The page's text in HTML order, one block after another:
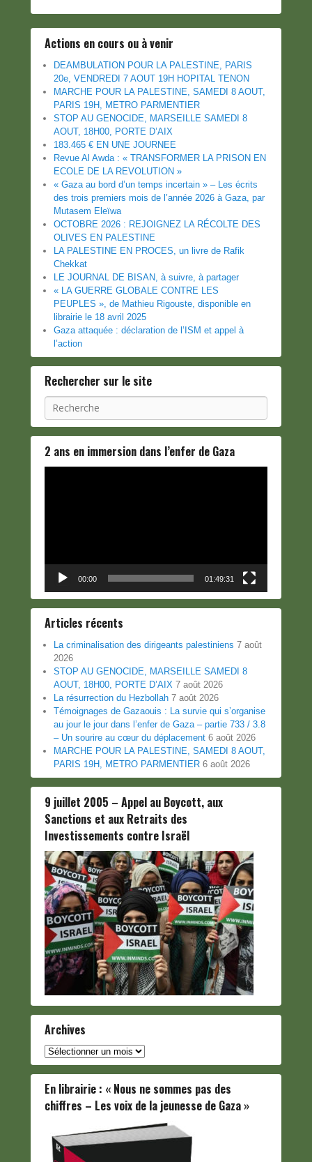
Actions en cours ou à venir
DEAMBULATION POUR LA PALESTINE, PARIS
20e, VENDREDI 7 AOUT 19H HOPITAL TENON
MARCHE POUR LA PALESTINE, SAMEDI 8 AOUT,
PARIS 19H, METRO PARMENTIER
STOP AU GENOCIDE, MARSEILLE SAMEDI 8
AOUT, 18H00, PORTE D’AIX
183.465 € EN UNE JOURNEE
Revue Al Awda : « TRANSFORMER LA PRISON EN
ECOLE DE LA REVOLUTION »
« Gaza au bord d’un temps incertain » – Les écrits
des trois premiers mois de l’année 2026 à Gaza, par
Mutasem Eleïwa
OCTOBRE 2026 : REJOIGNEZ LA RÉCOLTE DES
OLIVES EN PALESTINE
LA PALESTINE EN PROCES, un livre de Rafik
Chekkat
LE JOURNAL DE BISAN, à suivre, à partager
« LA GUERRE GLOBALE CONTRE LES
PEUPLES », de Mathieu Rigouste, disponible en
librairie le 18 avril 2025
Gaza attaquée : déclaration de l’ISM et appel à
l’action
Rechercher sur le site
Recherche
2 ans en immersion dans l’enfer de Gaza
00:00 01:49:31
Articles récents
La criminalisation des dirigeants palestiniens 7 août
2026
STOP AU GENOCIDE, MARSEILLE SAMEDI 8
AOUT, 18H00, PORTE D’AIX 7 août 2026
La résurrection du Hezbollah 7 août 2026
Témoignages de Gazaouis : La survie qui s’organise
au jour le jour dans l’enfer de Gaza – partie 733 / 3.8
– Un sourire au cœur du déplacement 6 août 2026
MARCHE POUR LA PALESTINE, SAMEDI 8 AOUT,
PARIS 19H, METRO PARMENTIER 6 août 2026
9 juillet 2005 – Appel au Boycott, aux
Sanctions et aux Retraits des
Investissements contre Israël
Archives
Archives
En librairie : « Nous ne sommes pas des
chiffres – Les voix de la jeunesse de Gaza »